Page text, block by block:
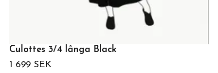
Culottes 3/4 långa Black
1 699 SEK